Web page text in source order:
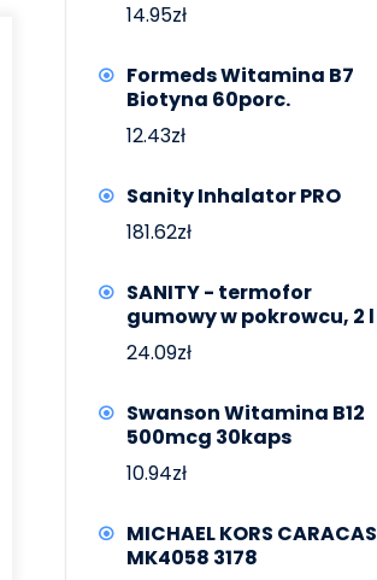
14.95zł
Formeds Witamina B7
Biotyna 60porc.
12.43zł
Sanity Inhalator PRO
181.62zł
SANITY - termofor
gumowy w pokrowcu, 2 l
24.09zł
Swanson Witamina B12
500mcg 30kaps
10.94zł
MICHAEL KORS CARACAS
MK4058 3178